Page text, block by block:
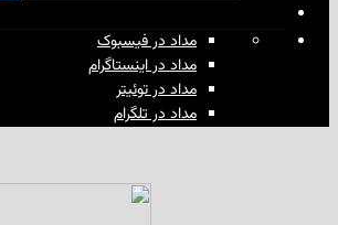
مداد در فیسبوک
مداد در اینستاگرام
مداد در توئیتر
مداد در تلگرام